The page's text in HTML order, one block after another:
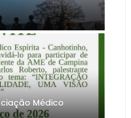
Médico